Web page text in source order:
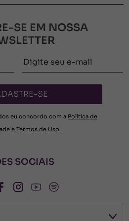
SE EM NOSSA
SE
eu concordo com a Política de
e Termos de Uso
SOCIAIS